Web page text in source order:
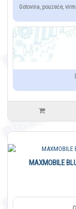
Gotovina, pouzeće,
MAXMOBILE